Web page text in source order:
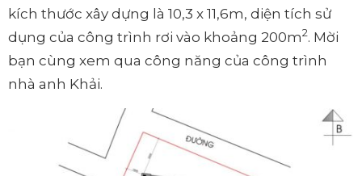
kích thước xây dựng là 10,3 x 11,6m, diện tích sử
dụng của công trình rơi vào khoảng 200m2. Mời
bạn cùng xem qua công năng của công trình
nhà anh Khải.